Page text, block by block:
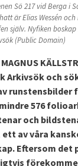
Sö 217 vid Berga i
är Elias Wessén
själv. Nyfiken
(Public Domain)
MAGNUS
Arkivsök och
runstensbilder
576
och
ett av våra
Eftersom det